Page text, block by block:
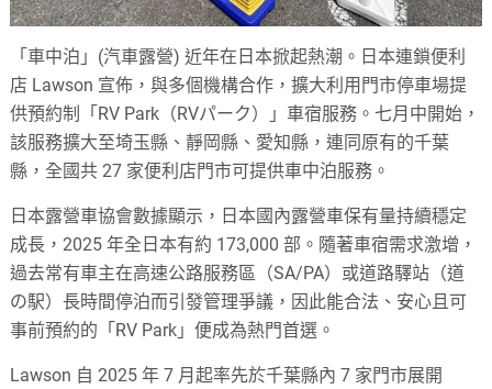
「車中泊」(汽車露營) 近年在日本掀起熱潮。日本連鎖便利
店 Lawson 宣佈，與多個機構合作，擴大利用門市停車場提
供預約制「RV Park（RVパーク）」車宿服務。七月中開始，
該服務擴大至埼玉縣、靜岡縣、愛知縣，連同原有的千葉
縣，全國共 27 家便利店門市可提供車中泊服務。
日本露營車協會數據顯示，日本國內露營車保有量持續穩定
成長，2025 年全日本有約 173,000 部。隨著車宿需求激增，
過去常有車主在高速公路服務區（SA/PA）或道路驛站（道
の駅）長時間停泊而引發管理爭議，因此能合法、安心且可
事前預約的「RV Park」便成為熱門首選。
Lawson 自 2025 年 7 月起率先於千葉縣內 7 家門市展開